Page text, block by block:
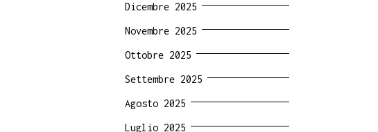
Dicembre 2025
Novembre 2025
Ottobre 2025
Settembre 2025
Agosto 2025
Luglio 2025